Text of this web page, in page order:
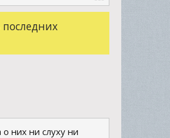
них ни слуху ни